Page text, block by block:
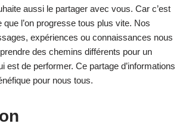
aussi le partager avec vous. Car c’est
que l’on progresse tous plus vite. Nos
expériences ou connaissances nous
des chemins différents pour un
est de performer. Ce partage d’informations
pour nous tous.